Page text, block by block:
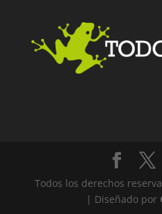
Todos los derechos
| Diseñado por
Facebook